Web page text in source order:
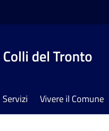
del Tronto
Servizi Vivere il Comune